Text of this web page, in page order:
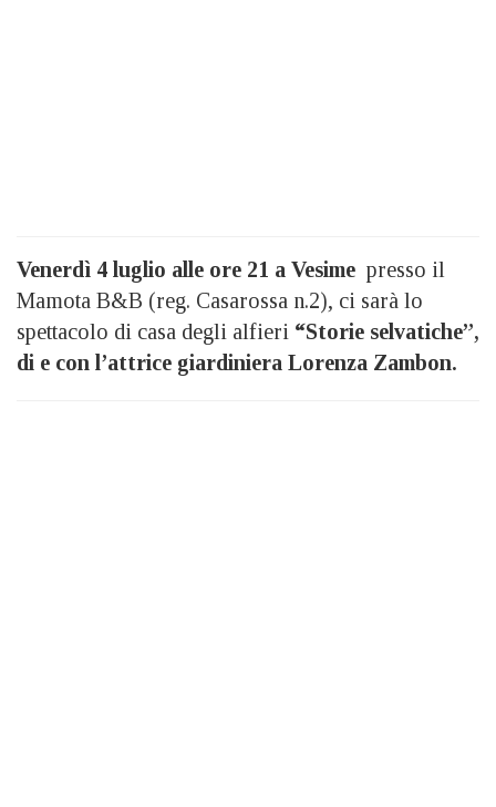
Venerdì 4 luglio alle ore 21 a Vesime presso il
Mamota B&B (reg. Casarossa n.2), ci sarà lo
spettacolo di casa degli alfieri “Storie selvatiche”,
di e con l’attrice giardiniera Lorenza Zambon.